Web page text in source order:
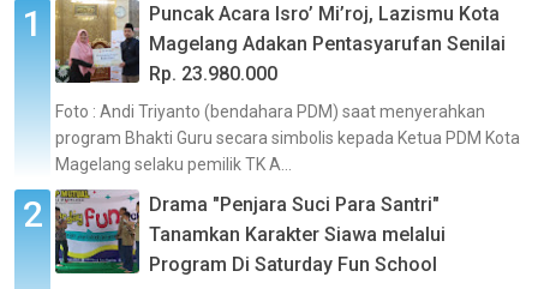
Puncak Acara Isro’ Mi’roj, Lazismu Kota
Magelang Adakan Pentasyarufan Senilai
Rp. 23.980.000
Foto : Andi Triyanto (bendahara PDM) saat menyerahkan
program Bhakti Guru secara simbolis kepada Ketua PDM Kota
Magelang selaku pemilik TK A...
Drama "Penjara Suci Para Santri"
Tanamkan Karakter Siawa melalui
Program Di Saturday Fun School